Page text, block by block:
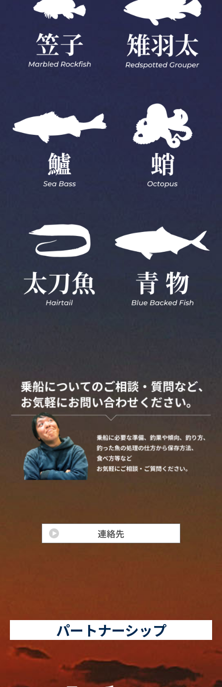
パートナーシップ